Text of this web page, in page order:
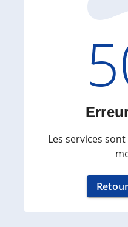
Les services